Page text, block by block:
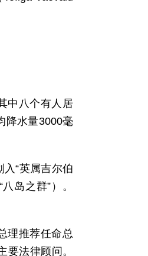
中八个有人居
降水量3000毫
“英属吉尔伯
岛之群”）。
理推荐任命总
法律顾问。